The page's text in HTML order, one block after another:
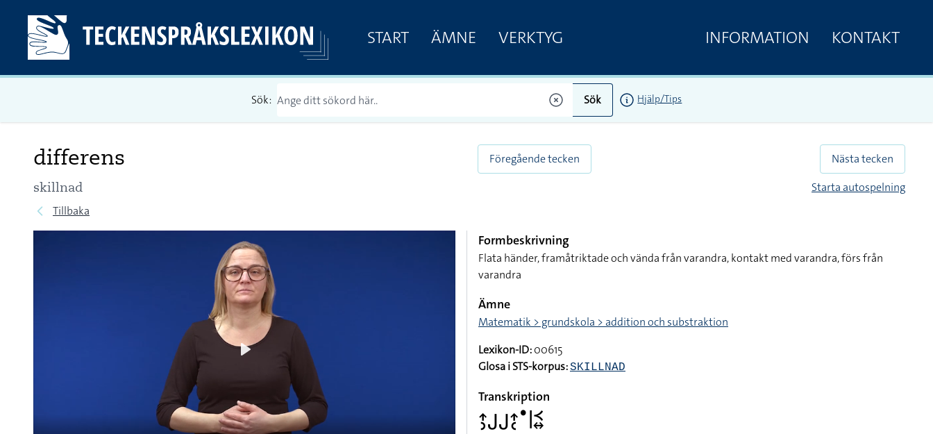
START ÄMNE VERKTYG INFORMATION KONTAKT
Sök: Sök Hjälp/Tips
differens
skillnad
Tillbaka
Föregående tecken
Nästa tecken
Starta autospelning
Formbeskrivning
Flata händer, framåtriktade och vända från varandra, kontakt med varandra, förs från
varandra
Ämne
Matematik > grundskola > addition och substraktion
Lexikon-ID:00615
Glosa i STS-korpus:SKILLNAD
Transkription
􌤴􌤶􌤢􌤢􌤴􌥗􌤟􌥼􌥹􌦉